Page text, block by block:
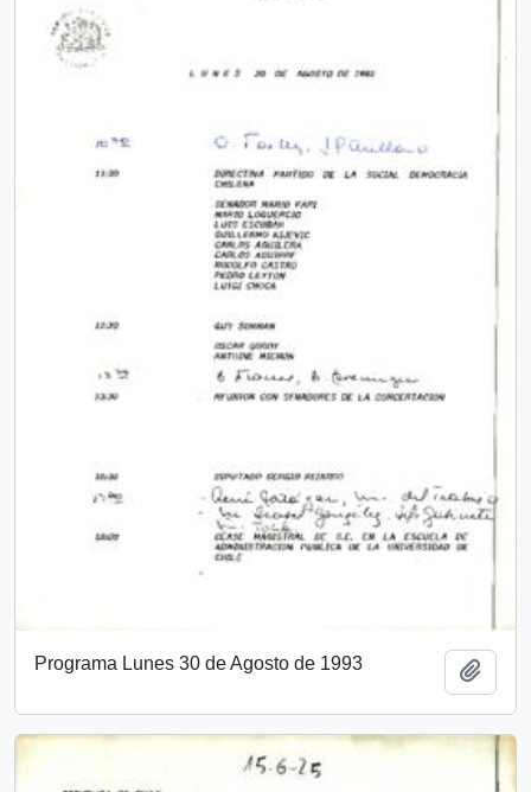
Programa Lunes 30 de Agosto de 1993